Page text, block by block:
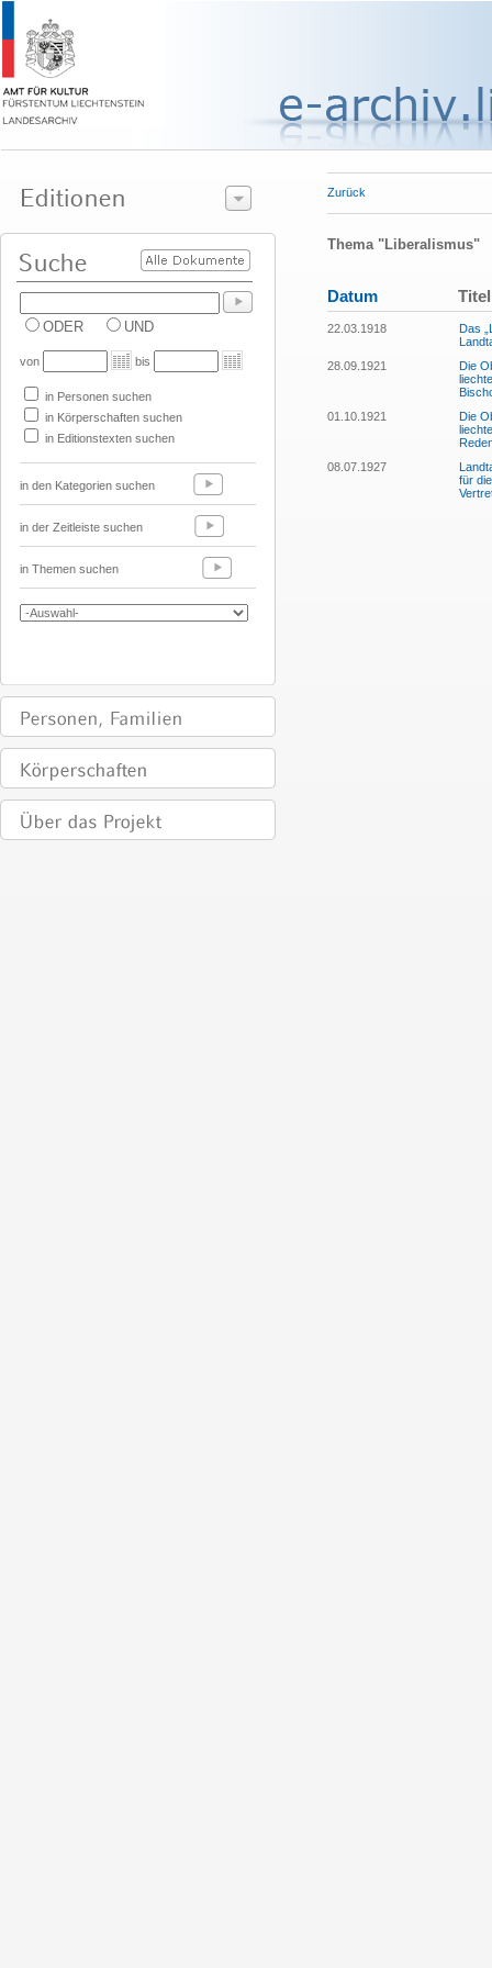
ODER UND
von bis
in Personen suchen
in Körperschaften suchen
in Editionstexten suchen
in den Kategorien suchen
in der Zeitleiste suchen
in Themen suchen
Zurück
Thema "Liberalismus"
Datum Titel
22.03.1918
Das
28.09.1921
Die
01.10.1921
Die
08.07.1927
für